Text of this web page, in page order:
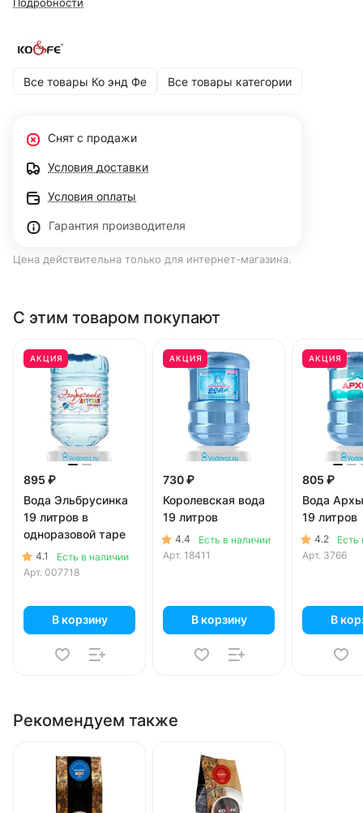
Подробности
Все товары Ко энд Фе Все товары категории
Снят с продажи
Условия доставки
Условия оплаты
Гарантия производителя
Цена действительна только для интернет-магазина.
С этим товаром покупают
АКЦИЯ
895 ₽
Вода Эльбрусинка
19 литров в
одноразовой таре
4.1
Есть в наличии
Арт. 007718
В корзину
АКЦИЯ
730 ₽
Королевская вода
19 литров
4.4
Есть в наличии
Арт. 18411
В корзину
АКЦИЯ
805 ₽
Вода
19 литров
4.2
Есть
Арт. 3766
В
Рекомендуем также